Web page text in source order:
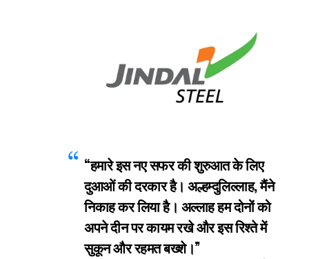
“हमारे इस नए सफर की शुरुआत के लिए
दुआओं की दरकार है। अल्हम्दुलिल्लाह, मैंने
निकाह कर लिया है। अल्लाह हम दोनों को
अपने दीन पर कायम रखे और इस रिश्ते में
सुकून और रहमत बख्शे।”